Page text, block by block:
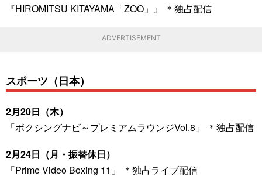
『HIROMITSU KITAYAMA「ZOO」』 ＊独占配信
ADVERTISEMENT
スポーツ（日本）
2月20日（木）
「ボクシングナビ～プレミアムラウンジVol.8」 ＊独占配信
2月24日（月・振替休日）
「Prime Video Boxing 11」 ＊独占ライブ配信